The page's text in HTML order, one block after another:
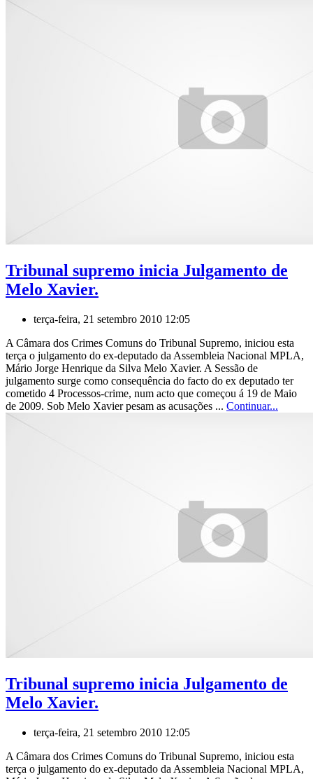
Tribunal supremo inicia Julgamento de
Melo Xavier.
terça-feira, 21 setembro 2010 12:05
A Câmara dos Crimes Comuns do Tribunal Supremo, iniciou esta
terça o julgamento do ex-deputado da Assembleia Nacional MPLA,
Mário Jorge Henrique da Silva Melo Xavier. A Sessão de
julgamento surge como consequência do facto do ex deputado ter
cometido 4 Processos-crime, num acto que começou á 19 de Maio
de 2009. Sob Melo Xavier pesam as acusações ... Continuar...
Tribunal supremo inicia Julgamento de
Melo Xavier.
terça-feira, 21 setembro 2010 12:05
A Câmara dos Crimes Comuns do Tribunal Supremo, iniciou esta
terça o julgamento do ex-deputado da Assembleia Nacional MPLA,